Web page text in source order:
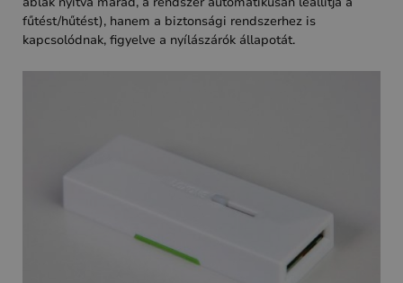
fűtést/hűtést), hanem a biztonsági rendszerhez is
kapcsolódnak, figyelve a nyílászárók állapotát.